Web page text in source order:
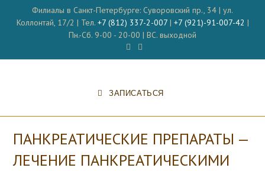
содержимому
Филиалы в Санкт-Петербурге: Суворовский пр., 34 | ул.
Коллонтай, 17/2 | Тел. +7 (812) 337-2-007| +7 (921)-91-007-42 |
Пн.-Сб. 9-00 - 20-00 | ВС. выходной
ЗАПИСАТЬСЯ
ПАНКРЕАТИЧЕСКИЕ ПРЕПАРАТЫ —
ЛЕЧЕНИЕ ПАНКРЕАТИЧЕСКИМИ